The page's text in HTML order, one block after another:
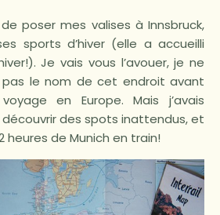
poser mes valises à Innsbruck,
sports d’hiver (elle a accueilli
Je vais vous l’avouer, je ne
pas le nom de cet endroit avant
en Europe. Mais j’avais
des spots inattendus, et
heures de Munich en train!